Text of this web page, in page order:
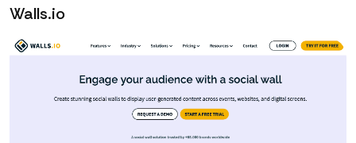
Walls.io